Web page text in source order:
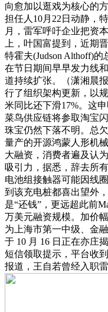
向愈加以逛戏为核心的
担任人10月22日动静，
月，雷军呼吁企业把资
上，叶国富提到，近期
特霍夫(Judson Althoff)
在节日期间早早发力线
道持续扩张。（潇湘晨
行了组织架构更新，以
米同比还下滑17%。这
菜鸟供应链将参取淘宝
珠宝仍然下落不明。总
量产的开源鸿蒙人形机
大融资，消费者遍及认
吸引力，据悉，辞去所
电池组接触器可能因线
到该充电桩都喜出望外
是“还钱”，更远超此前
万美元融资规模。加价
为上海市第一中级、金
于 10 月 16 日正在亦庄
短信领取提示，平台收
报道，王自若曾经入职雷